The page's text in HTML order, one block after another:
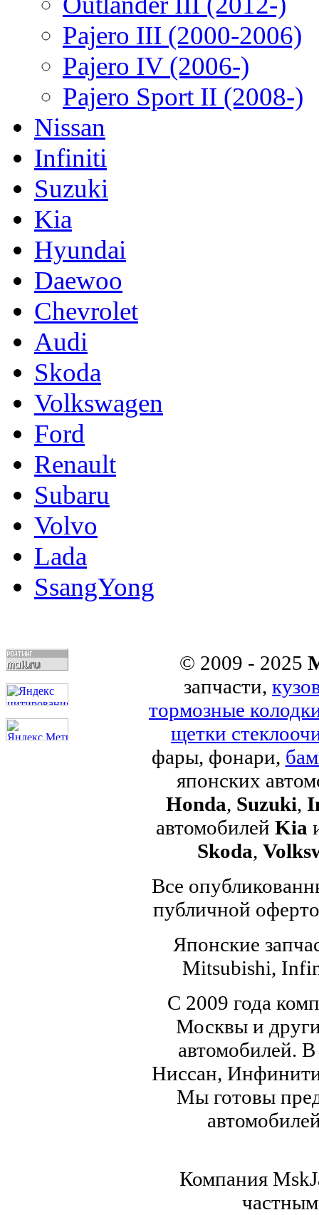
Pajero III (2000-2006)
Pajero IV (2006-)
Pajero Sport II (2008-)
Nissan
Infiniti
Suzuki
Kia
Hyundai
Daewoo
Chevrolet
Audi
Skoda
Volkswagen
Ford
Renault
Subaru
Volvo
Lada
SsangYong
© 2009 - 2025
запчасти,
тормозные
щетки
фары, фонари,
японских
Honda, Suzuki,
автомобилей Kia
Skoda,
Все
публичной
Японские
Mitsubishi,
С 2009 года
Москвы и
автомобилей.
Ниссан,
Мы готовы
Компания